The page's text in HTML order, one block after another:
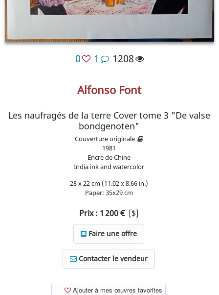
0 1 1208
Alfonso Font
Les naufragés de la terre Cover tome 3 "De valse
bondgenoten"
Couverture originale
1981
Encre de Chine
India ink and watercolor
28 x 22 cm (11.02 x 8.66 in.)
Paper: 35x29 cm
Prix : 1 200 [$]
Faire une offre
Contacter le vendeur
Ajouter à mes œuvres favorites